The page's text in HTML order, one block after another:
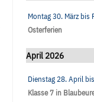
Montag 30. Märzbis
Osterferien
April 2026
Dienstag 28. Aprilbis
Klasse 7 in